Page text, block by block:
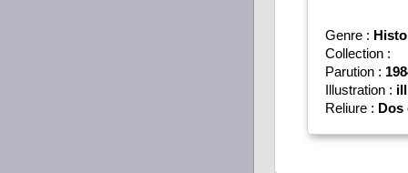
Genre :
Collection :
Parution :
Illustration :
Reliure : Dos